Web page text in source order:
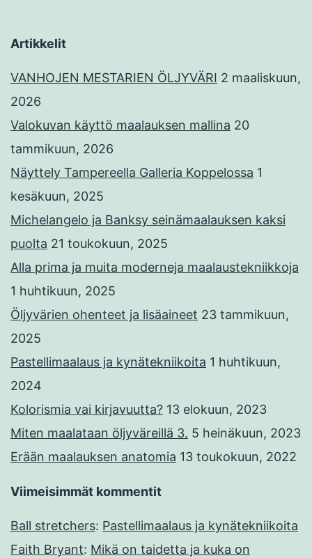
Artikkelit
VANHOJEN MESTARIEN ÖLJYVÄRI 2 maaliskuun,
2026
Valokuvan käyttö maalauksen mallina 20
tammikuun, 2026
Näyttely Tampereella Galleria Koppelossa 1
kesäkuun, 2025
Michelangelo ja Banksy seinämaalauksen kaksi
puolta 21 toukokuun, 2025
Alla prima ja muita moderneja maalaustekniikkoja
1 huhtikuun, 2025
Öljyvärien ohenteet ja lisäaineet 23 tammikuun,
2025
Pastellimaalaus ja kynätekniikoita 1 huhtikuun,
2024
Kolorismia vai kirjavuutta? 13 elokuun, 2023
Miten maalataan öljyväreillä 3. 5 heinäkuun, 2023
Erään maalauksen anatomia 13 toukokuun, 2022
Viimeisimmät kommentit
Ball stretchers: Pastellimaalaus ja kynätekniikoita
Faith Bryant: Mikä on taidetta ja kuka on